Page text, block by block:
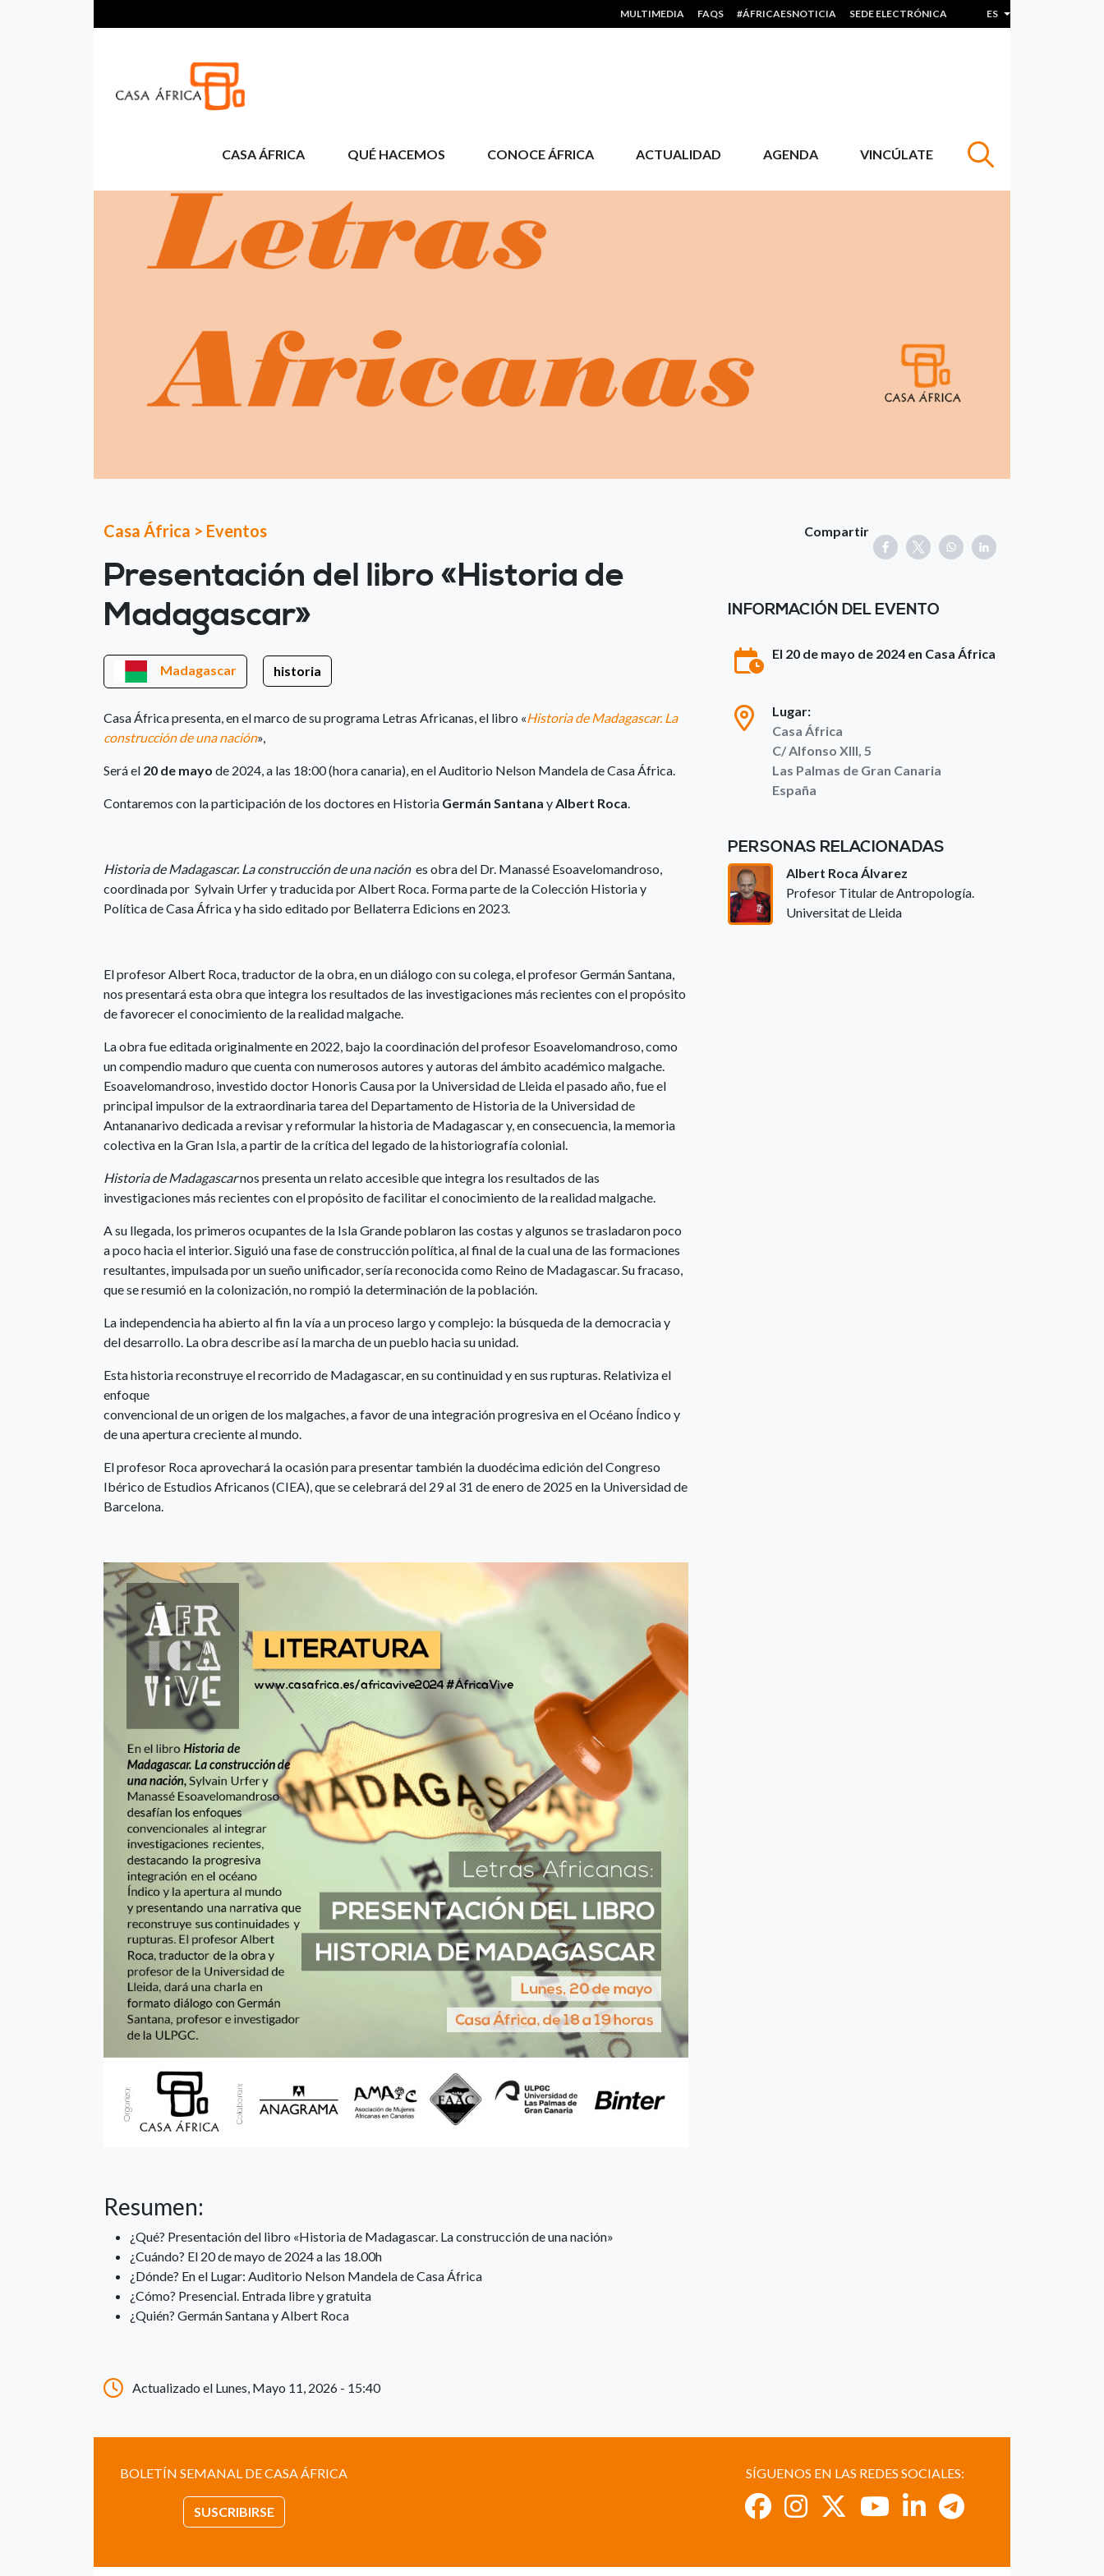
HEADER MENU
MULTIMEDIA FAQS #ÁFRICAESNOTICIA SEDE ELECTRÓNICA ES Lista adicional de
CASA ÁFRICA QUÉ HACEMOS CONOCE ÁFRICA ACTUALIDAD AGENDA VINCÚLATE
Casa África > Eventos
Presentación del libro «Historia de
Madagascar»
Madagascar historia
Casa África presenta, en el marco de su programa Letras Africanas, el libro «Historia de Madagascar. La
construcción de una nación»,
Será el 20 de mayo de 2024, a las 18:00 (hora canaria), en el Auditorio Nelson Mandela de Casa África.
Contaremos con la participación de los doctores en Historia Germán Santana yAlbert Roca.
Historia de Madagascar. La construcción de una naciónes obra del Dr. Manassé Esoavelomandroso,
coordinada por Sylvain Urfer y traducida por Albert Roca. Forma parte de la Colección Historia y
Política de Casa África y ha sido editado por Bellaterra Edicions en 2023.
El profesor Albert Roca, traductor de la obra, en un diálogo con su colega, el profesor Germán Santana,
nos presentará esta obra que integra los resultados de las investigaciones más recientes con el propósito
de favorecer el conocimiento de la realidad mal­gache.
La obra fue editada originalmente en 2022, bajo la coordinación del profesor Esoavelomandroso, como
un compendio maduro que cuenta con numerosos autores y autoras del ámbito académico malgache.
Esoavelomandroso, investido doctor Honoris Causa por la Universidad de Lleida el pasado año, fue el
principal impulsor de la extraordinaria tarea del Departamento de Historia de la Universidad de
Antananarivo dedicada a revisar y reformular la historia de Madagascar y, en consecuencia, la memoria
colectiva en la Gran Isla, a partir de la crítica del legado de la historiografía colonial.
Historia de Madagascarnos presenta un relato accesible que integra los resultados de las
investigaciones más recientes con el propósito de facilitar el conocimiento de la realidad malgache.
A su llegada, los primeros ocupantes de la Isla Grande poblaron las costas y algunos se trasladaron poco
a poco hacia el interior. Siguió una fase de construcción política, al final de la cual una de las formaciones
resultantes, impulsada por un sueño unificador, sería reconocida como Reino de Madagascar. Su fracaso,
que se resumió en la colonización, no rompió la determinación de la población.
La independencia ha abierto al fin la vía a un proceso largo y complejo: la búsqueda de la democracia y
del desarrollo. La obra describe así la marcha de un pueblo hacia su unidad.
Esta historia reconstruye el recorrido de Madagascar, en su continuidad y en sus rupturas. Relativiza el
enfoque
convencional de un origen de los malgaches, a favor de una integración progresiva en el Océano Índico y
de una apertura creciente al mundo.
El profesor Roca aprovechará la ocasión para presentar también la duodécima edición del Congreso
Ibérico de Estudios Africanos (CIEA), que se celebrará del 29 al 31 de enero de 2025 en la Universidad de
Barcelona.
Resumen:
¿Qué? Presentación del libro «Historia de Madagascar. La construcción de una nación»
¿Cuándo? El 20 de mayo de 2024 a las 18.00h
¿Dónde? En el Lugar: Auditorio Nelson Mandela de Casa África
¿Cómo? Presencial. Entrada libre y gratuita
¿Quién? Germán Santana y Albert Roca
Actualizado el Lunes, Mayo 11, 2026 - 15:40
Compartir
INFORMACIÓN DEL EVENTO
El 20 de mayo de 2024 en Casa África
Lugar:
Casa África
C/ Alfonso XIII, 5
Las Palmas de Gran Canaria
España
PERSONAS RELACIONADAS
Albert Roca Álvarez
Profesor Titular de Antropología.
Universitat de Lleida
BOLETÍN SEMANAL DE CASA ÁFRICA
SUSCRIBIRSE
SÍGUENOS EN LAS REDES SOCIALES: